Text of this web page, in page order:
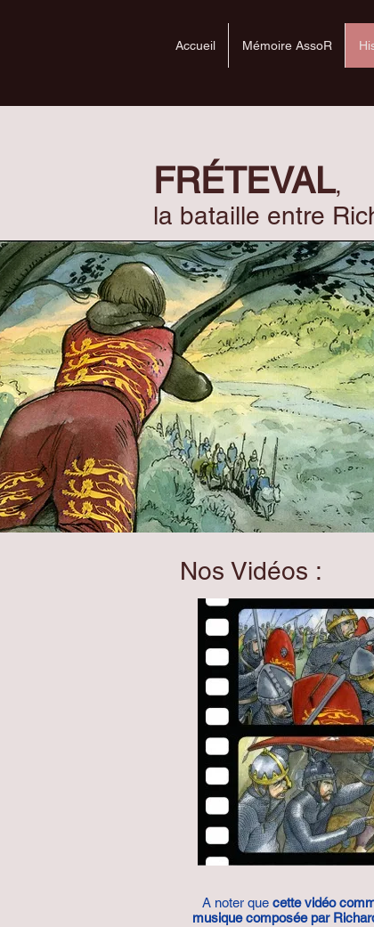
Accueil Mémoire AssoR
FRÉTEVAL,
la bataille entre
Nos Vidéos :
A noter que cette vidéo
musique composée par